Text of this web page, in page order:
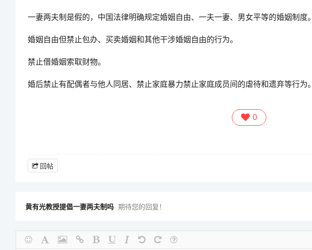
一妻两夫制是假的，中国法律明确规定婚姻自由、一夫一妻、男女平等的婚姻制度。
婚姻自由但禁止包办、买卖婚姻和其他干涉婚姻自由的行为。
禁止借婚姻索取财物。
婚后禁止有配偶者与他人同居、禁止家庭暴力禁止家庭成员间的虐待和遗弃等行为。
0
回帖
黄有光教授提倡一妻两夫制吗 期待您的回复！